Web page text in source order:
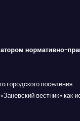
нормативно-
городского поселения.
вестник» как